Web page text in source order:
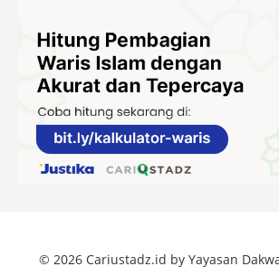
© 2026 Cariustadz.id by Yayasan